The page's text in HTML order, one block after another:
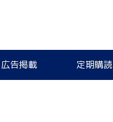
広告掲載 定期購読